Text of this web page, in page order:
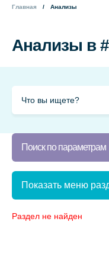
Главная Анализы
Анализы в
Поиск по параметрам
Показать меню
Раздел не найден